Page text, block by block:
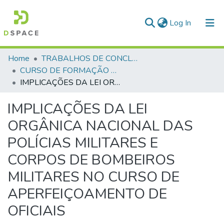
Log In (current)
Communities & Collections
All of DSpace
Home
TRABALHOS DE CONCLUSÃO DE CURSO - CFO (CURSO DE FORMAÇÃO DE OFICIAIS)
CURSO DE FORMAÇÃO DE OFICIAIS - 47ª TURMA CFO – ASPIRANTES - 2025
IMPLICAÇÕES DA LEI ORGÂNICA NACIONAL DAS POLÍCIAS MILITARES E CORPOS DE BOMBEIROS MILITARES NO CURSO DE APERFEIÇOAMENTO DE OFICIAIS
IMPLICAÇÕES DA LEI
ORGÂNICA NACIONAL DAS
POLÍCIAS MILITARES E
CORPOS DE BOMBEIROS
MILITARES NO CURSO DE
APERFEIÇOAMENTO DE
OFICIAIS